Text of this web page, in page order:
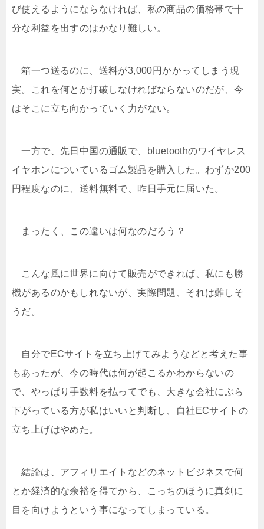
び使えるようにならなければ、私の商品の価格帯で十
分な利益を出すのはかなり難しい。
箱一つ送るのに、送料が3,000円かかってしまう現
実。これを何とか打破しなければならないのだが、今
はそこに立ち向かっていく力がない。
一方で、先日中国の通販で、bluetoothのワイヤレス
イヤホンについているゴム製品を購入した。わずか200
円程度なのに、送料無料で、昨日手元に届いた。
まったく、この違いは何なのだろう？
こんな風に世界に向けて販売ができれば、私にも勝
機があるのかもしれないが、実際問題、それは難しそ
うだ。
自分でECサイトを立ち上げてみようなどと考えた事
もあったが、今の時代は何が起こるかわからないの
で、やっぱり手数料を払ってでも、大きな会社にぶら
下がっている方が私はいいと判断し、自社ECサイトの
立ち上げはやめた。
結論は、アフィリエイトなどのネットビジネスで何
とか経済的な余裕を得てから、こっちのほうに真剣に
目を向けようという事になってしまっている。